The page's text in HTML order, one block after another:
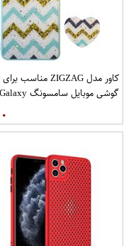
کاور مدل ZIGZAG مناسب برای
گوشی موبایل سامسونگ Galaxy
۰